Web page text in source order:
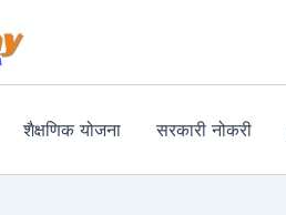
शैक्षणिक योजना सरकारी नोकरी